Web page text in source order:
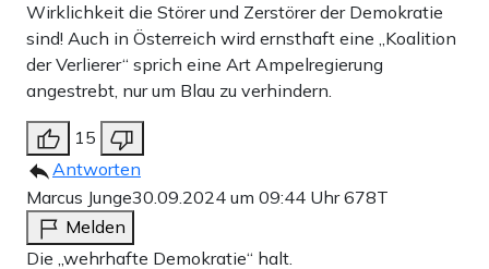
Wirklichkeit die Störer und Zerstörer der Demokratie
sind! Auch in Österreich wird ernsthaft eine „Koalition
der Verlierer“ sprich eine Art Ampelregierung
angestrebt, nur um Blau zu verhindern.
15
Antworten
Marcus Junge30.09.2024 um 09:44 Uhr678T
Melden
Die „wehrhafte Demokratie“ halt.